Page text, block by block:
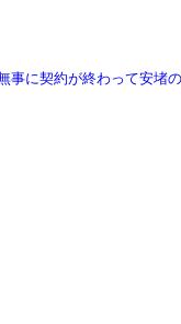
事に契約が終わって安堵